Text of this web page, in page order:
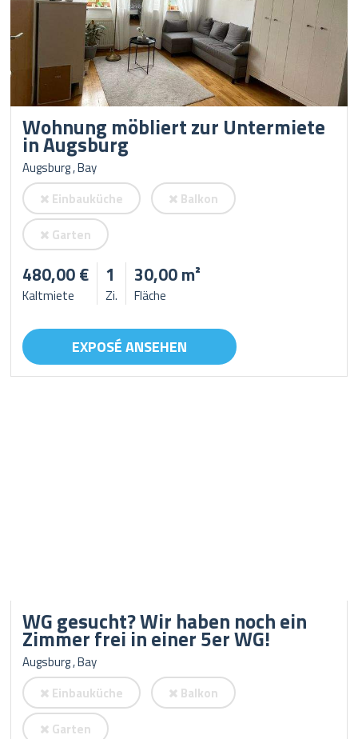
Wohnung möbliert zur Untermiete
in Augsburg
Augsburg , Bay
Einbauküche
Balkon
Garten
480,00 €
Kaltmiete
1
Zi.
30,00 m²
Fläche
EXPOSÉ ANSEHEN
WG gesucht? Wir haben noch ein
Zimmer frei in einer 5er WG!
Augsburg , Bay
Einbauküche
Balkon
Garten